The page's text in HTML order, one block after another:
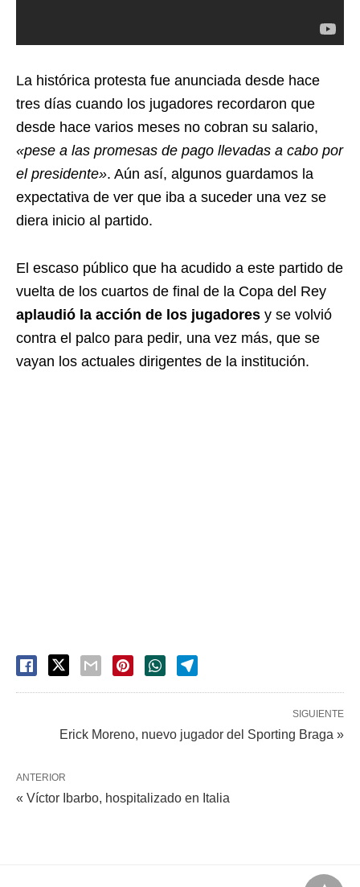
La histórica protesta fue anunciada desde hace
tres días cuando los jugadores recordaron que
desde hace varios meses no cobran su salario,
«pese a las promesas de pago llevadas a cabo por
el presidente». Aún así, algunos guardamos la
expectativa de ver que iba a suceder una vez se
diera inicio al partido.
El escaso público que ha acudido a este partido de
vuelta de los cuartos de final de la Copa del Rey
aplaudió la acción de los jugadores y se volvió
contra el palco para pedir, una vez más, que se
vayan los actuales dirigentes de la institución.
SIGUIENTE
Erick Moreno, nuevo jugador del Sporting Braga »
ANTERIOR
« Víctor Ibarbo, hospitalizado en Italia